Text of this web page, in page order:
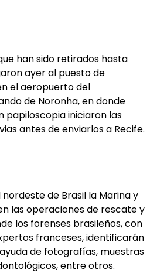
han sido retirados hasta
ayer al puesto de
el aeropuerto del
de Noronha, en donde
papiloscopia iniciaron las
antes de enviarlos a Recife.
de Brasil la Marina y
las operaciones de rescate y
los forenses brasileños, con
franceses, identificarán
de fotografías, muestras
entre otros.